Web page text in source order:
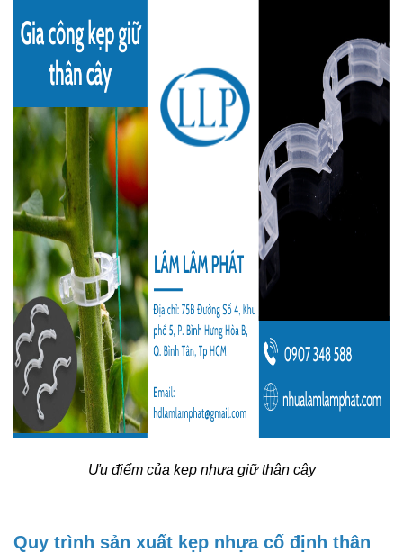
Ưu điểm của kẹp nhựa giữ thân cây
Quy trình sản xuất kẹp nhựa cố định thân